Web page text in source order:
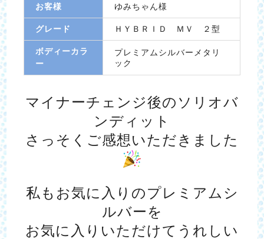
お客様 ゆみちゃん様
グレード ＨＹＢＲＩＤ ＭＶ ２型
ボディーカラ
ー
プレミアムシルバーメタリ
ック
マイナーチェンジ後のソリオバ
ンディット
さっそくご感想いただきました
私もお気に入りのプレミアムシ
ルバーを
お気に入りいただけてうれしい